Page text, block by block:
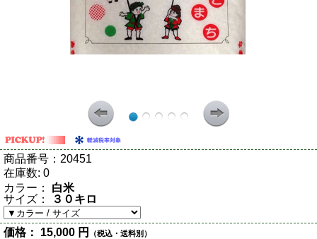
商品番号： 20451
在庫数: 0
カラー：
白米
サイズ：
３０キロ
価格： 15,000 円 （税込・送料別）